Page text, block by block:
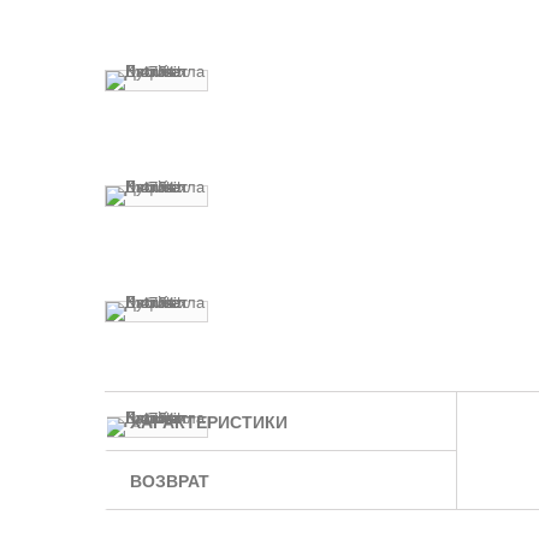
ХАРАКТЕРИСТИКИ
ВОЗВРАТ